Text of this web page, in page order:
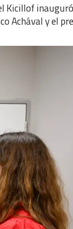
Kicillof
Achával y el